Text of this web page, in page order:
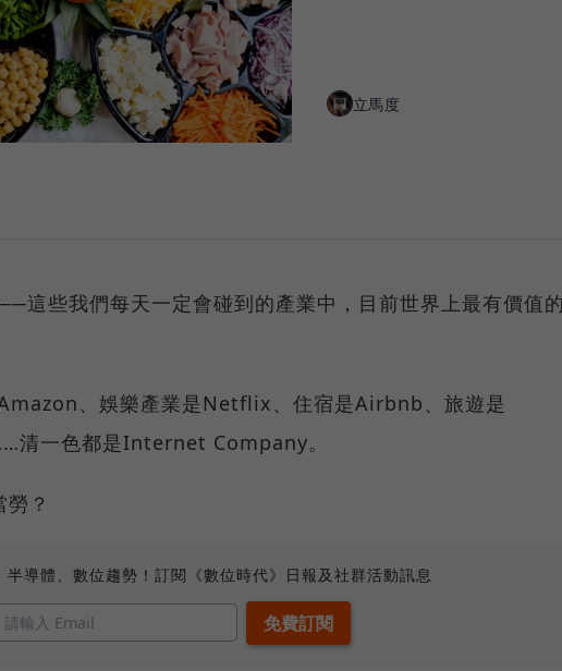
立馬度
這些我們每天一定會碰到的產業中，目前世界上最有價值
、娛樂產業是Netflix、住宿是Airbnb、旅遊是
清一色都是Internet Company。
？
半導體、數位趨勢！訂閱《數位時代》日報及社群活動訊息